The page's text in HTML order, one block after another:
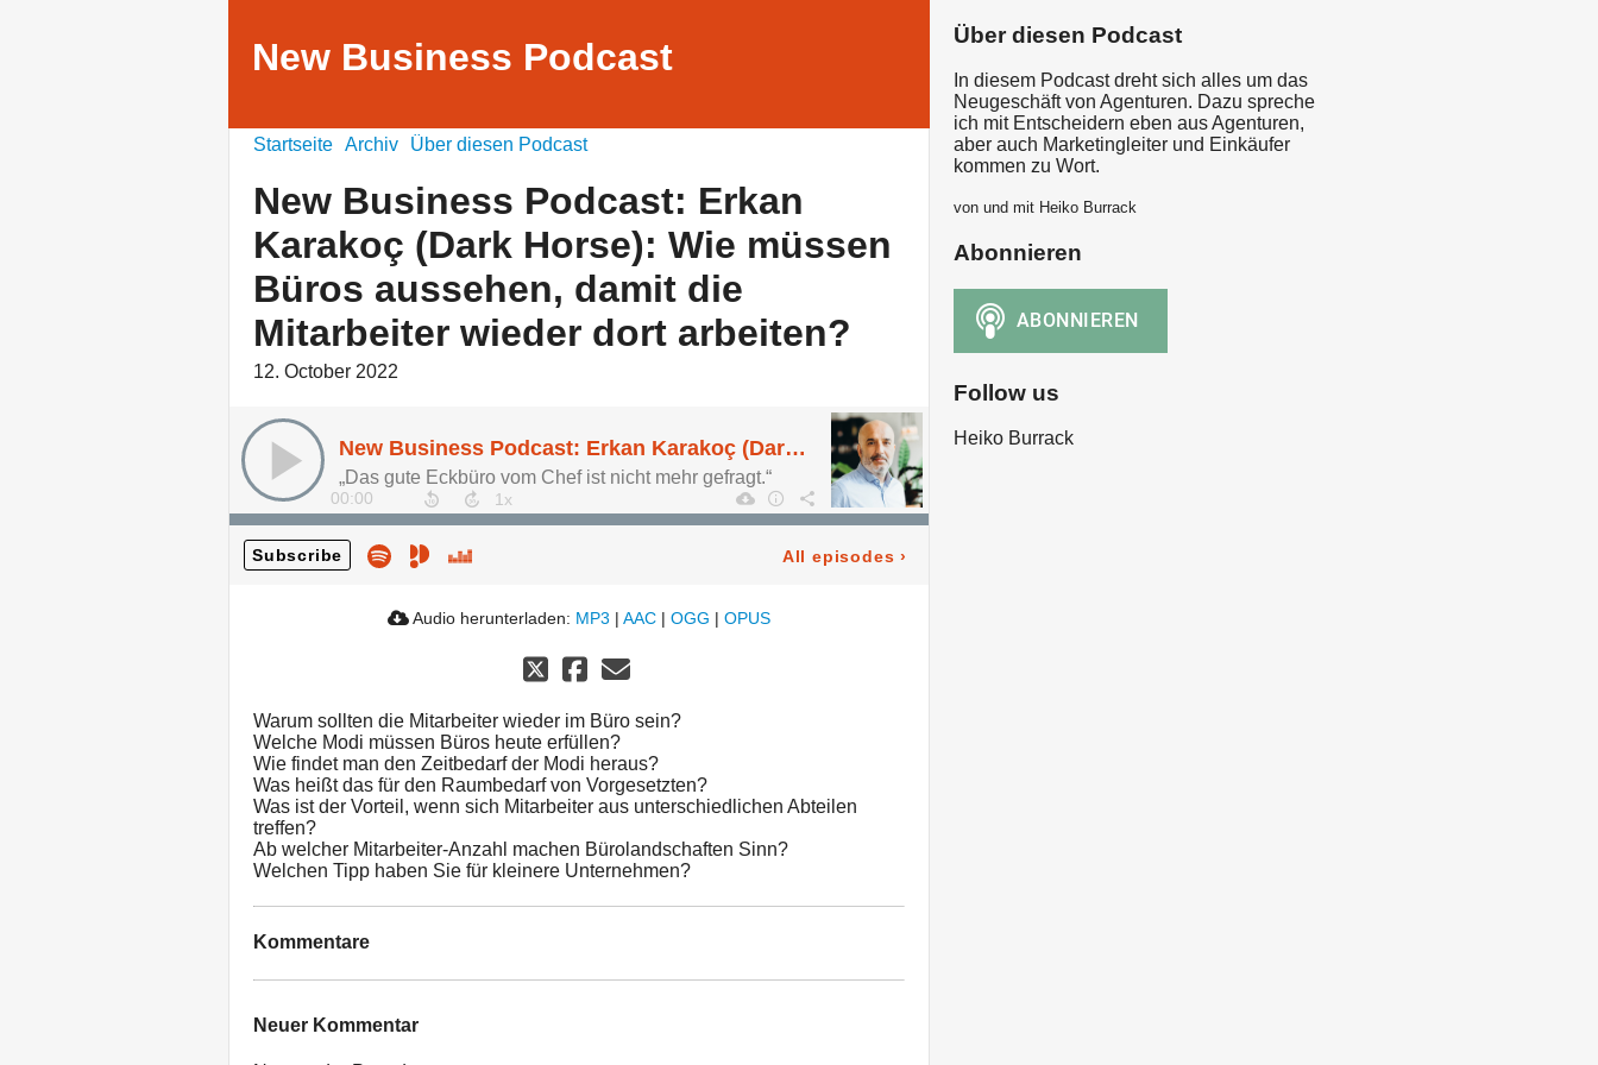
New Business Podcast
Startseite Archiv Über diesen Podcast
New Business Podcast: Erkan
Karakoç (Dark Horse): Wie müssen
Büros aussehen, damit die
Mitarbeiter wieder dort arbeiten?
12. October 2022
New Business Podcast: Erkan Karakoç (Dark Horse): Wie müssen Büros aussehen, damit die Mitarbeiter wieder dort arbeiten?
„Das gute Eckbüro vom Chef ist nicht mehr gefragt.“
00:00
Subscribe All episodes ›
Audio herunterladen: MP3 | AAC | OGG | OPUS
Warum sollten die Mitarbeiter wieder im Büro sein?
Welche Modi müssen Büros heute erfüllen?
Wie findet man den Zeitbedarf der Modi heraus?
Was heißt das für den Raumbedarf von Vorgesetzten?
Was ist der Vorteil, wenn sich Mitarbeiter aus unterschiedlichen Abteilen
treffen?
Ab welcher Mitarbeiter-Anzahl machen Bürolandschaften Sinn?
Welchen Tipp haben Sie für kleinere Unternehmen?
Kommentare
Neuer Kommentar
Über diesen Podcast
In diesem Podcast dreht sich alles um das
Neugeschäft von Agenturen. Dazu spreche
ich mit Entscheidern eben aus Agenturen,
aber auch Marketingleiter und Einkäufer
kommen zu Wort.
von und mit Heiko Burrack
Abonnieren
Follow us
Heiko Burrack